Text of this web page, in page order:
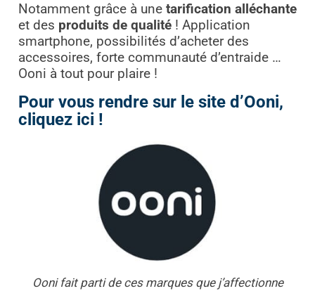
Notamment grâce à une tarification alléchante
et des produits de qualité! Application
smartphone, possibilités d’acheter des
accessoires, forte communauté d’entraide …
Ooni à tout pour plaire !
Pour vous rendre sur le site d’Ooni,
cliquez ici !
Ooni fait parti de ces marques que j’affectionne